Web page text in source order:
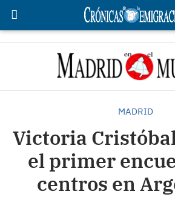
MADRID
Victoria
el primer
centros en